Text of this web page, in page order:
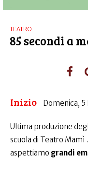
TEATRO
85 secondi a
Inizio Domenica, 5
Ultima produzione
scuola di Teatro Mamì
aspettiamo grandi